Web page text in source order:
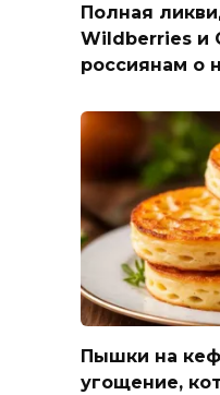
Полная
Wildberries и
россиянам о
Пышки на
угощение,